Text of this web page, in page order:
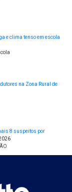
e clima tenso em escola
na Zona Rural de
8 suspeitos por